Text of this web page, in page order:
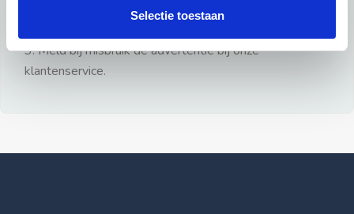
Selectie toestaan
3: Meld bij misbruik de advertentie bij onze
klantenservice.